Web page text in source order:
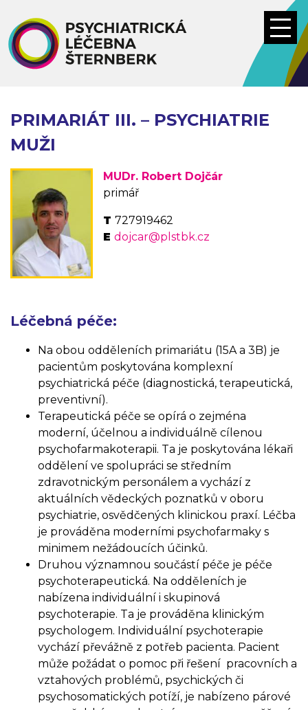
hlavnímu
obsahu
PRIMARIÁT III. – PSYCHIATRIE
MUŽI
MUDr. Robert Dojčár
primář
727919462
dojcar@plstbk.cz
Léčebná péče:
Na obou odděleních primariátu (15A a 3B) je
pacientům poskytována komplexní
psychiatrická péče (diagnostická, terapeutická,
preventivní).
Terapeutická péče se opírá o zejména
moderní, účelnou a individuálně cílenou
psychofarmakoterapii. Ta je poskytována lékaři
oddělení ve spolupráci se středním
zdravotnickým personálem a vychází z
aktuálních vědeckých poznatků v oboru
psychiatrie, osvědčených klinickou praxí. Léčba
je prováděna moderními psychofarmaky s
minimem nežádoucích účinků.
Druhou významnou součástí péče je péče
psychoterapeutická. Na odděleních je
nabízena individuální i skupinová
psychoterapie. Ta je prováděna klinickým
psychologem. Individuální psychoterapie
vychází převážně z potřeb pacienta. Pacient
může požádat o pomoc při řešení pracovních a
vztahových problémů, psychických či
psychosomatických potíží, je nabízeno párové